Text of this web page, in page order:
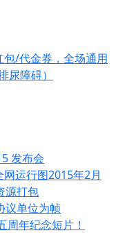
/代金券，全场通用
尿障碍）
发布会
运行图2015年2月
源打包
议单位为帧
年纪念短片！